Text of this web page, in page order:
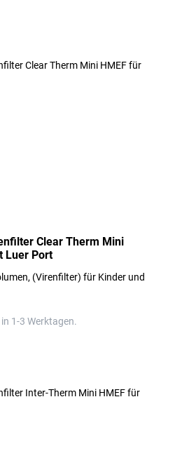
Clear Therm Mini
Luer Port
(Virenfilter) für Kinder und
1-3 Werktagen.